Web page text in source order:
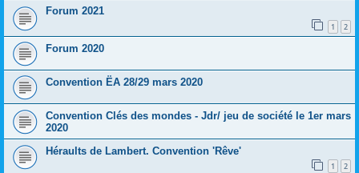
Forum 2021
1 2
Forum 2020
Convention ËA 28/29 mars 2020
Convention Clés des mondes - Jdr/ jeu de société le 1er mars
2020
Héraults de Lambert. Convention 'Rêve'
1 2